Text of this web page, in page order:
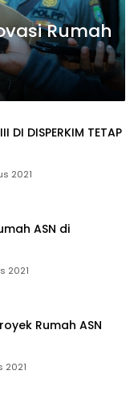
Rumah
TETAP
2021
ASN di
2021
Rumah ASN
2021